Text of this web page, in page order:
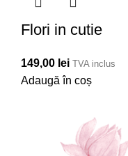
Flori in cutie
149,00 lei TVA inclus
Adaugă în coș